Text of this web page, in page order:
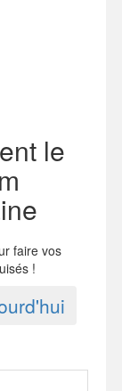
le
faire vos
!